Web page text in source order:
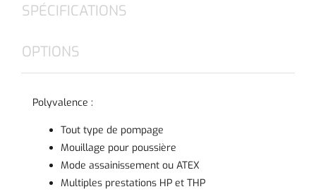
SPÉCIFICATIONS
OPTIONS
Polyvalence :
Tout type de pompage
Mouillage pour poussière
Mode assainissement ou ATEX
Multiples prestations HP et THP